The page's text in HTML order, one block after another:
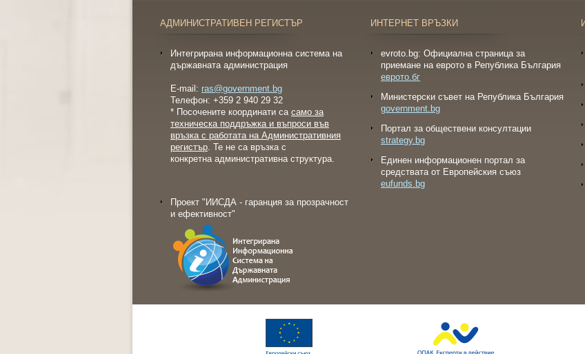
АДМИНИСТРАТИВЕН РЕГИСТЪР
Интегрирана информационна система на
държавната администрация
E-mail: ras@government.bg
Телефон: +359 2 940 29 32
* Посочените координати са само за
техническа поддръжка и въпроси във
връзка с работата на Административния
регистър. Те не са връзка с
конкретна административна структура.
Проект "ИИСДА - гаранция за прозрачност
и ефективност"
ИНТЕРНЕТ ВРЪЗКИ
evroto.bg: Официална страница за
приемане на еврото в Република България
еврото.бг
Министерски съвет на Република България
government.bg
Портал за обществени консултации
strategy.bg
Eдинен информационен портал за
средствата от Европейския съюз
eufunds.bg